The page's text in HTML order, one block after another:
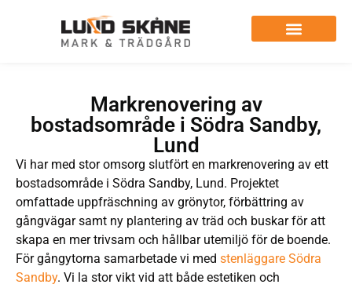
Markrenovering av
bostadsområde i Södra Sandby,
Lund
Vi har med stor omsorg slutfört en markrenovering av ett
bostadsområde i Södra Sandby, Lund. Projektet
omfattade uppfräschning av grönytor, förbättring av
gångvägar samt ny plantering av träd och buskar för att
skapa en mer trivsam och hållbar utemiljö för de boende.
För gångytorna samarbetade vi med stenläggare Södra
Sandby. Vi la stor vikt vid att både estetiken och